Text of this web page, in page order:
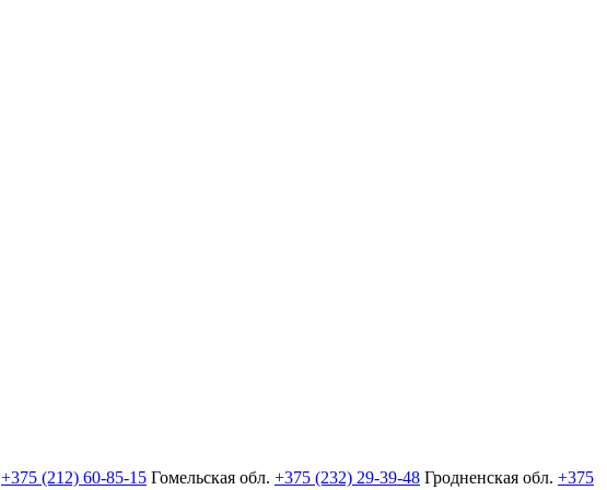
+375 (212) 60-85-15 Гомельская обл. +375 (232) 29-39-48 Гродненская обл. +375